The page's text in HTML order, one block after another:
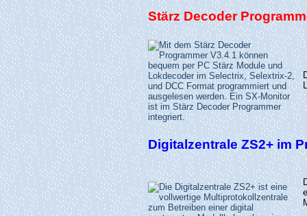
Stärz Decoder
Digitalzentrale ZS2+ im